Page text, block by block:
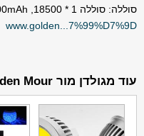
סוללה: סוללה 1 * 18500, 1200mAh.
www.golden...7%99%D7%9D
עוד מגולדן מור Golden Mour